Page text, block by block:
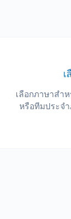
เลือกภาษาสำ
หรือทีมประจ